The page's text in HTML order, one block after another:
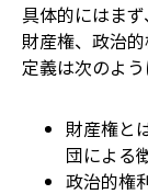
具体的にはま
財産権、政治
定義は次のよ
財産権と
団による
政治的権